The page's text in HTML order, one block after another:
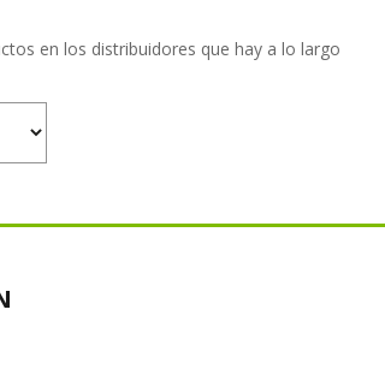
en los distribuidores que hay a lo largo